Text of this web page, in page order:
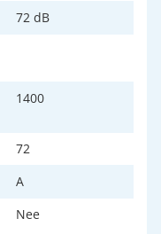
72 dB
1400
72
A
Nee